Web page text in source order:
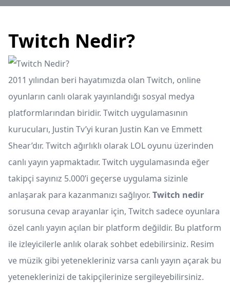
Twitch Nedir?
2011 yılından beri hayatımızda olan Twitch, online
oyunların canlı olarak yayınlandığı sosyal medya
platformlarından biridir. Twitch uygulamasının
kurucuları, Justin Tv’yi kuran Justin Kan ve Emmett
Shear’dır. Twitch ağırlıklı olarak LOL oyunu üzerinden
canlı yayın yapmaktadır. Twitch uygulamasında eğer
takipçi sayınız 5.000’i geçerse uygulama sizinle
anlaşarak para kazanmanızı sağlıyor. Twitch nedir
sorusuna cevap arayanlar için, Twitch sadece oyunlara
özel canlı yayın açılan bir platform değildir. Bu platform
ile izleyicilerle anlık olarak sohbet edebilirsiniz. Resim
ve müzik gibi yetenekleriniz varsa canlı yayın açarak bu
yeteneklerinizi de takipçilerinize sergileyebilirsiniz.